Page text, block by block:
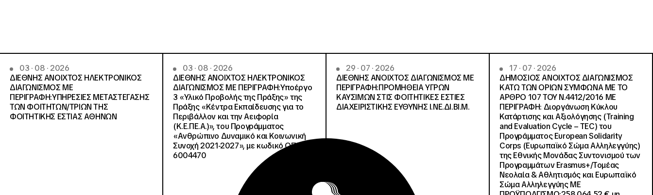
03 · 08 · 2026
ΔΙΕΘΝΗΣ ΑΝΟΙΧΤΟΣ ΗΛΕΚΤΡΟΝΙΚΟΣ
ΔΙΑΓΩΝΙΣΜΟΣ ΜΕ
ΠΕΡΙΓΡΑΦΗ:ΥΠΗΡΕΣΙΕΣ METAΣΤΕΓΑΣΗΣ
ΤΩΝ ΦΟΙΤΗΤΩΝ/ΤΡΙΩΝ ΤΗΣ
ΦΟΙΤΗΤΙΚΗΣ ΕΣΤΙΑΣ ΑΘΗΝΩΝ
03 · 08 · 2026
ΔΙΕΘΝΗΣ ΑΝΟΙΧΤΟΣ ΗΛΕΚΤΡΟΝΙΚΟΣ
ΔΙΑΓΩΝΙΣΜΟΣ ΜΕ ΠΕΡΙΓΡΑΦΗ:Υποέργο
3 «Υλικό Προβολής της Πράξης» της
Πράξης «Κέντρα Εκπαίδευσης για το
Περιβάλλον και την Αειφορία
(Κ.Ε.ΠΕ.Α.)», του Προγράμματος
«Ανθρώπινο Δυναμικό και Κοινωνική
Συνοχή 2021-2027», με κωδικό ΟΠΣ
6004470
29 · 07 · 2026
ΔΙΕΘΝΗΣ ΑΝΟΙΧΤΟΣ ΔΙΑΓΩΝΙΣΜΟΣ ΜΕ
ΠΕΡΙΓΡΑΦΗ:ΠΡΟΜΗΘΕΙΑ ΥΓΡΩΝ
ΚΑΥΣΙΜΩΝ ΣΤΙΣ ΦΟΙΤΗΤΙΚΕΣ ΕΣΤΙΕΣ
ΔΙΑΧΕΙΡΙΣΤΙΚΗΣ ΕΥΘΥΝΗΣ Ι.ΝΕ.ΔΙ.ΒΙ.Μ.
17 · 07 · 2026
ΔΗΜΟΣΙΟΣ ΑΝΟΙΧΤΟΣ ΔΙΑΓΩΝΙΣΜΟΣ
ΚΑΤΩ ΤΩΝ ΟΡΙΩΝ ΣΥΜΦΩΝΑ ΜΕ ΤΟ
ΑΡΘΡΟ 107 ΤΟΥ Ν.4412/2016 ΜΕ
ΠΕΡΙΓΡΑΦΗ: Διοργάνωση Κύκλου
Κατάρτισης και Αξιολόγησης (Training
and Evaluation Cycle – TEC) του
Προγράμματος European Solidarity
Corps (Ευρωπαϊκό Σώμα Αλληλεγγύης)
της Εθνικής Μονάδας Συντονισμού των
Προγραμμάτων Erasmus+/Τομέας
Νεολαία & Αθλητισμός και Ευρωπαϊκό
Σώμα Αλληλεγγύης ΜΕ